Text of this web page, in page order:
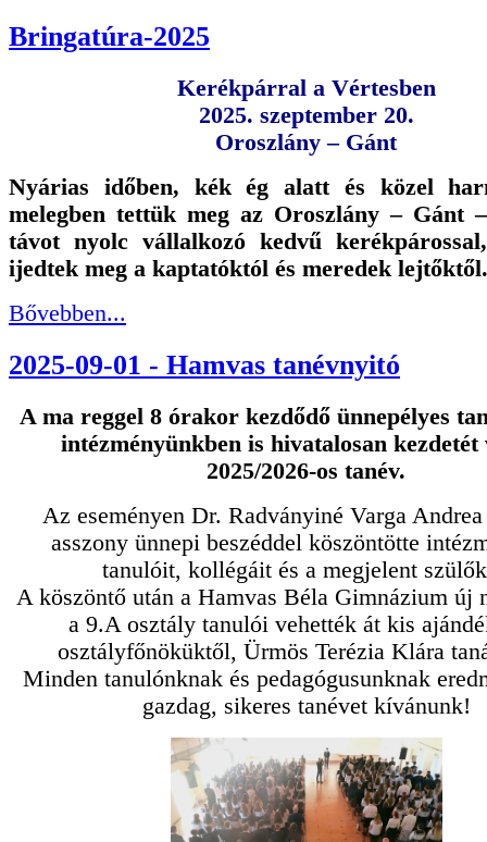
Bringatúra-2025
Kerékpárral a Vértesben
2025. szeptember 20.
Oroszlány – Gánt
Nyárias időben, kék ég alatt és közel
melegben tettük meg az Oroszlány – Gánt
távot nyolc vállalkozó kedvű
ijedtek meg a kaptatóktól és meredek lejtőktől.
Bővebben...
2025-09-01 - Hamvas tanévnyitó
A ma reggel 8 órakor kezdődő ünnepélyes
intézményünkben is hivatalosan kezdetét
2025/2026-os tanév.
Az eseményen Dr. Radványiné Varga
asszony ünnepi beszéddel köszöntötte
tanulóit, kollégáit és a megjelent
A köszöntő után a Hamvas Béla Gimnázium új
a 9.A osztály tanulói vehették át kis
osztályfőnöküktől, Ürmös Terézia Klára
Minden tanulónknak és pedagógusunknak
gazdag, sikeres tanévet kívánunk!